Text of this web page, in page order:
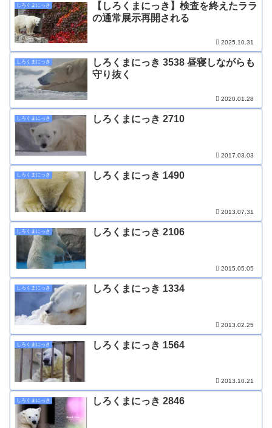
しろくまにっき
【しろくまにっき】検査を終えたララ
の通常展示再開される
2025.10.31
しろくまにっき
しろくまにっき 3538 昼寝しながらも
守り抜く
2020.01.28
しろくまにっき しろくまにっき 2710
2017.03.03
しろくまにっき しろくまにっき 1490
2013.07.31
しろくまにっき しろくまにっき 2106
2015.05.05
しろくまにっき しろくまにっき 1334
2013.02.25
しろくまにっき しろくまにっき 1564
2013.10.21
しろくまにっき しろくまにっき 2846